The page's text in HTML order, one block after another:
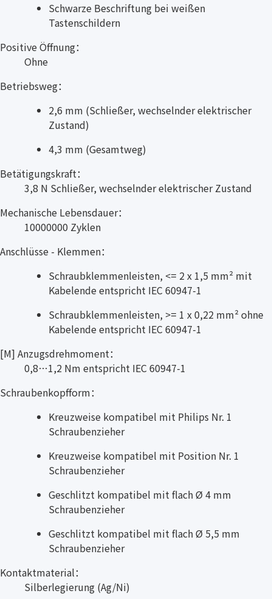
Schwarze Beschriftung bei weißen
Tastenschildern
Positive Öffnung：
Ohne
Betriebsweg：
2,6 mm (Schließer, wechselnder elektrischer
Zustand)
4,3 mm (Gesamtweg)
Betätigungskraft：
3,8 N Schließer, wechselnder elektrischer Zustand
Mechanische Lebensdauer：
10000000 Zyklen
Anschlüsse - Klemmen：
Schraubklemmenleisten, <= 2 x 1,5 mm² mit
Kabelende entspricht IEC 60947-1
Schraubklemmenleisten, >= 1 x 0,22 mm² ohne
Kabelende entspricht IEC 60947-1
[M] Anzugsdrehmoment：
0,8…1,2 Nm entspricht IEC 60947-1
Schraubenkopfform：
Kreuzweise kompatibel mit Philips Nr. 1
Schraubenzieher
Kreuzweise kompatibel mit Position Nr. 1
Schraubenzieher
Geschlitzt kompatibel mit flach Ø 4 mm
Schraubenzieher
Geschlitzt kompatibel mit flach Ø 5,5 mm
Schraubenzieher
Kontaktmaterial：
Silberlegierung (Ag/Ni)